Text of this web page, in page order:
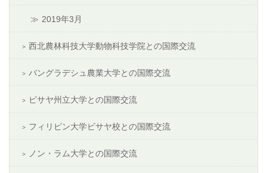
2019年3月
西北農林科技大学動物科技学院との国際交流
バングラデシュ農業大学との国際交流
ビサヤ州立大学との国際交流
フィリピン大学ビサヤ校との国際交流
ノン・ラム大学との国際交流